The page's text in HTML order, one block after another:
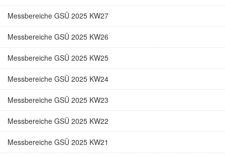
Messbereiche GSÜ 2025 KW27
Messbereiche GSÜ 2025 KW26
Messbereiche GSÜ 2025 KW25
Messbereiche GSÜ 2025 KW24
Messbereiche GSÜ 2025 KW23
Messbereiche GSÜ 2025 KW22
Messbereiche GSÜ 2025 KW21